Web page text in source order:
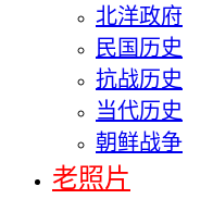
北洋政府
民国历史
抗战历史
当代历史
朝鲜战争
老照片